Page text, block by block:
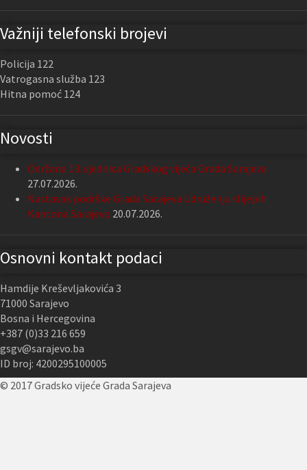
Važniji telefonski brojevi
Policija 122
Vatrogasna služba 123
Hitna pomoć 124
Novosti
Održana 13. sjednica Gradskog vijeća Grada Sarajeva
27.07.2026.
Nastavak podrške Grada Sarajeva Udruženju slijepih
Kantona Sarajevo 20.07.2026.
Osnovni kontakt podaci
Hamdije Kreševljakovića 3
71000 Sarajevo
Bosna i Hercegovina
+387 (0)33 216 659
gsgv@sarajevo.ba
ID broj: 4200295100005
© 2017 Gradsko vijeće Grada Sarajeva